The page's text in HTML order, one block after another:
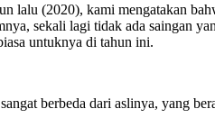
lalu (2020), kami mengatakan
sekali lagi tidak ada saingan
untuknya di tahun ini.
berbeda dari aslinya, yang